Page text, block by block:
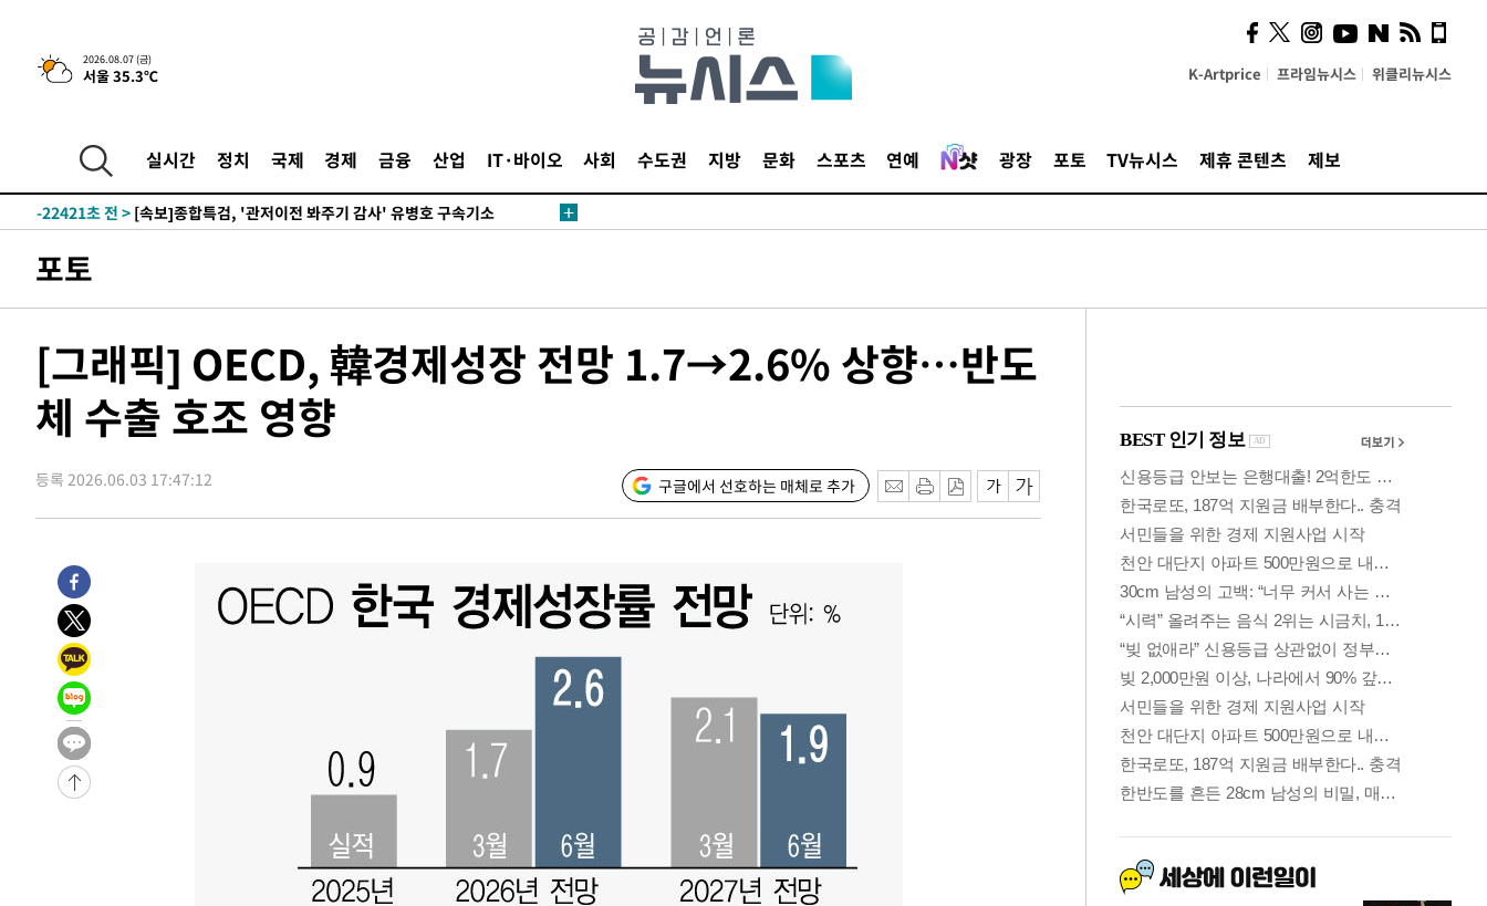
2026.08.07 (금)
서울 35.3℃ K-Artprice 프라임뉴시스 위클리뉴시스
실시간 정치 국제 경제 금융 산업 IT·바이오 사회 수도권 지방 문화 스포츠 연예 광장 포토 TV뉴시스 제휴 콘텐츠 제보
-1357초 전 >[속보] 뉴욕증시, 일제 하락 마감…나스닥 0.06%↓
-25395초 전 >
[속보] 7월 중국 수출 23.9%↑ 수입 27.5%↑…무역총액
25.3%↑
-22555초 전 >
-22421초 전 > [속보]종합특검, '관저이전 봐주기 감사' 유병호 구속기소
-18271초 전 >
-17465초 전 >"미 전국적 살모네라 식중독 원인은 멕시코산 할라피뇨"-- CDC
-15859초 전 > [속보]합수본, '투표율 허위 입력' 중앙·서울·경기도 선관위 등 9곳
압수수색
-15614초 전 >[속보]원·달러 환율, 오전 9시 1423.8원
-15410초 전 >[속보]삼성전자·SK하이닉스 동반 강보합…1%대 상승 출발
-15364초 전 >[속보]코스피, 6300선 재탈환…1.09% 오른 6365.07 개장
-12529초 전 >시리아 다마스쿠스 교외에서 미니버스 폭발.. 14명 부상, 3명은 중
-6791초 전 >
이란, 호르무즈서 "적국 목표물들"과 대치로 남부 케슘섬에서 두차
례 큰 폭발음
-5506초 전 >
[속보]美, 폴리실리콘 수입 규제…파생제품 15% 관세, 120일 후 발
-3657초 전 >
-1357초 전 >
-30070초 전 >
[속보]국힘 윤리위, '돌려차기 발언' 진종오·서범수 징계 절차 개시
-25395초 전 >
[속보] 7월 중국 수출 23.9%↑ 수입 27.5%↑…무역총액
25.3%↑
-22555초 전 >
[속보]'채상병 순직 책임' 임성근, 항소심도 징역 3년
-22421초 전 >
[속보]종합특검, '관저이전 봐주기 감사' 유병호 구속기소
민주 콩고 에볼라환자 4천명 돌파, 4053명 발생 1850명 사망
[속보]'300억원대 사기 혐의' 차가원 대표 구속 송치
"미 전국적 살모네라 식중독 원인은 멕시코산 할라피뇨"-- CDC
포토
[그래픽] OECD, 韓경제성장 전망 1.7→2.6% 상향…반도
체 수출 호조 영향
등록 2026.06.03 17:47:12 구글에서 선호하는 매체로 추가
시, 스마트폰 액세서리에
NFC 더했다